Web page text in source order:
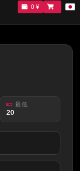
0 ¥
最低
20